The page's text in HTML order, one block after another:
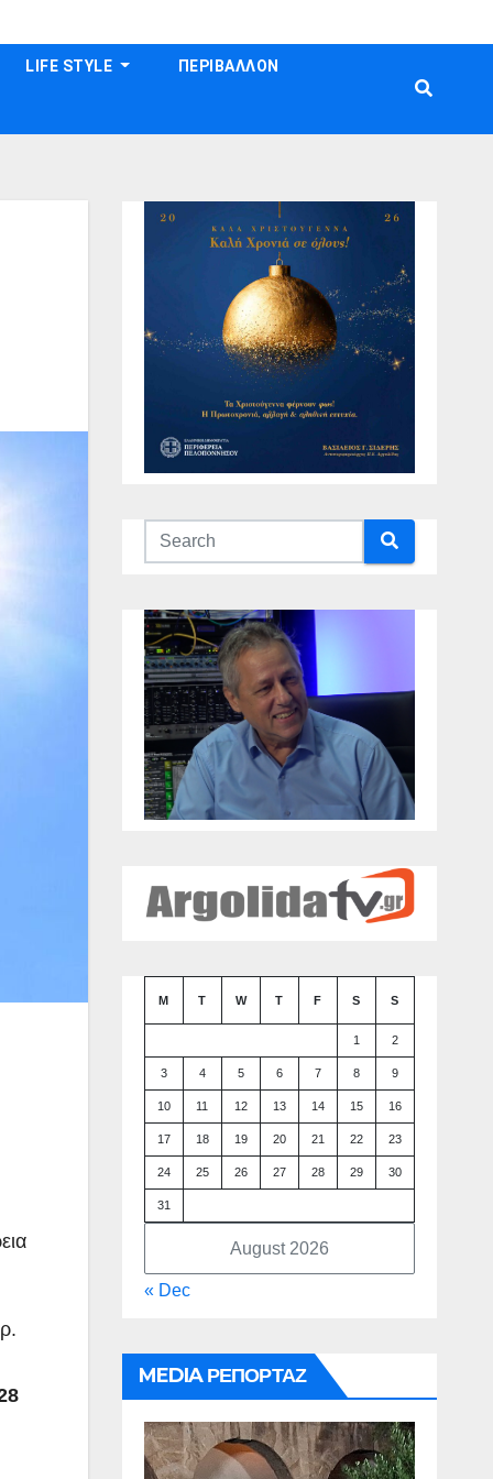
LIFE STYLE ΠΕΡΙΒΑΛΛΟΝ
August 2026
M T W T F S S
1 2
3 4 5 6 7 8 9
10 11 12 13 14 15 16
17 18 19 20 21 22 23
24 25 26 27 28 29 30
31
« Dec
MEDIA ΡΕΠΟΡΤΑΖ